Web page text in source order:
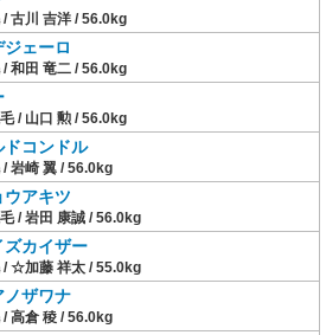
/ 古川 吉洋 / 56.0kg
ェーロ
/ 和田 竜二 / 56.0kg
/ 山口 勲 / 56.0kg
ドコンドル
/ 岩崎 翼 / 56.0kg
ウアキツ
/ 岩田 康誠 / 56.0kg
ズカイザー
/ ☆加藤 祥太 / 55.0kg
ノザワナ
/ 高倉 稜 / 56.0kg